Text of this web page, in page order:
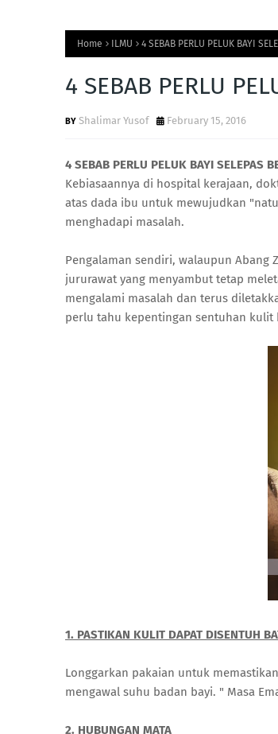
Home ILMU 4 SEBAB PERLU PELUK BAYI
4 SEBAB PERLU
Shalimar Yusof February 15, 2016
4 SEBAB PERLU PELUK BAYI SELEPAS
Kebiasaannya di hospital kerajaan,
atas dada ibu untuk mewujudkan
menghadapi masalah.
Pengalaman sendiri, walaupun Abang
jururawat yang menyambut tetap
mengalami masalah dan terus
perlu tahu kepentingan sentuhan
1. PASTIKAN KULIT DAPAT DISENTUH
Longgarkan pakaian untuk
mengawal suhu badan bayi. " Masa
2. HUBUNGAN MATA